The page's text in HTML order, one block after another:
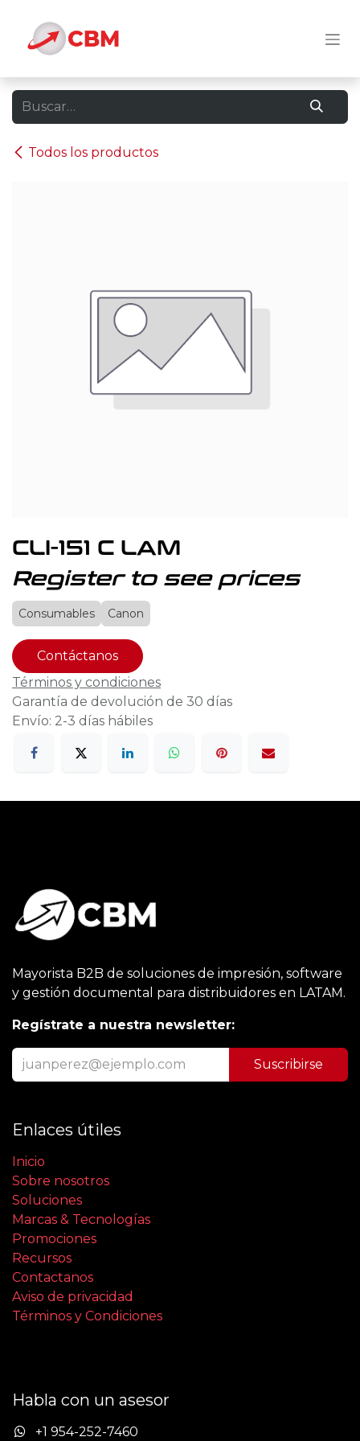
Todos los productos
CLI-151 C LAM
Register to see prices
Consumables Canon
Contáctanos
Términos y condiciones
Garantía de devolución de 30 días
Envío: 2-3 días hábiles
Mayorista B2B de soluciones de impresión, software
y gestión documental para distribuidores en LATAM.
Regístrate a nuestra newsletter:
Suscribirse
Enlaces útiles
Inicio
Sobre nosotros
Soluciones
Marcas & Tecnologías
Promociones
Recursos
Contactanos
Aviso de privacidad
Términos y Condiciones
Habla con un asesor
+1 954-252-7460